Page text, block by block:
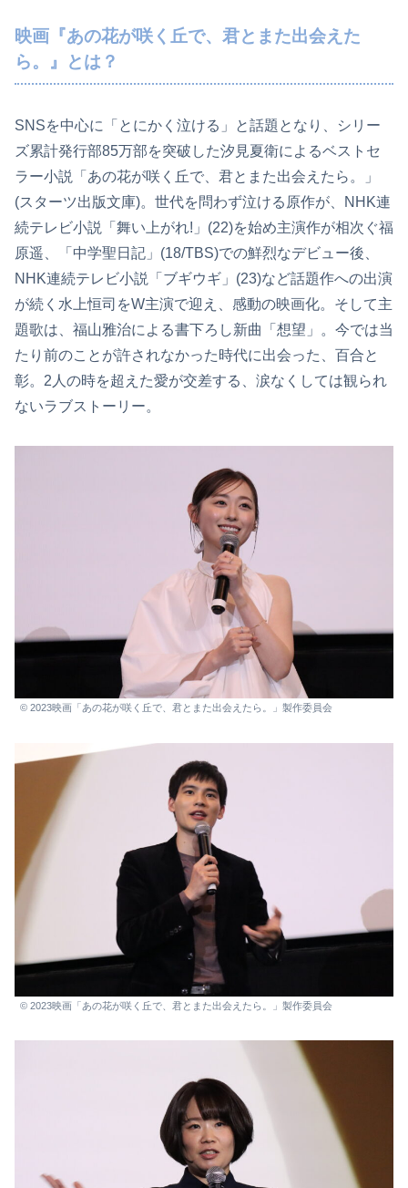
映画『あの花が咲く丘で、君とまた出会えた
ら。』とは？
SNSを中心に「とにかく泣ける」と話題となり、シリー
ズ累計発行部85万部を突破した汐見夏衛によるベストセ
ラー小説「あの花が咲く丘で、君とまた出会えたら。」
(スターツ出版文庫)。世代を問わず泣ける原作が、NHK連
続テレビ小説「舞い上がれ!」(22)を始め主演作が相次ぐ福
原遥、「中学聖日記」(18/TBS)での鮮烈なデビュー後、
NHK連続テレビ小説「ブギウギ」(23)など話題作への出演
が続く水上恒司をW主演で迎え、感動の映画化。そして主
題歌は、福山雅治による書下ろし新曲「想望」。今では当
たり前のことが許されなかった時代に出会った、百合と
彰。2人の時を超えた愛が交差する、涙なくしては観られ
ないラブストーリー。
© 2023映画「あの花が咲く丘で、君とまた出会えたら。」製作委員会
© 2023映画「あの花が咲く丘で、君とまた出会えたら。」製作委員会